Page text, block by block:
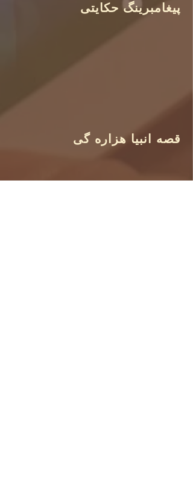
پیغامبرینگ حکایتی
قصه انبیا هزاره گی